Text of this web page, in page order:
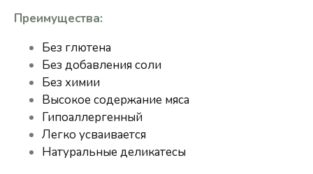
Преимущества:
Без глютена
Без добавления соли
Без химии
Высокое содержание мяса
Гипоаллергенный
Легко усваивается
Натуральные деликатесы